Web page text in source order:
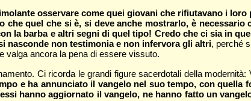
osservare come quei giovani che rifiutavano i
che quel che si è, si deve anche mostrarlo, è necessario
la barba e altri segni di quel tipo! Credo che ci sia in
nasconde non testimonia e non infervora gli altri, perché
valga ancora la pena di essere vissuto.
Ci ricorda le grandi figure sacerdotali della
e ha annunciato il vangelo nel suo tempo, con quella
hanno aggiornato il vangelo, ne hanno fatto un